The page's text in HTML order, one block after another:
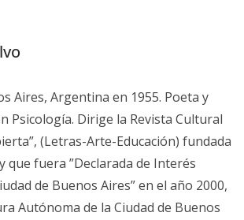
Aires, Argentina en 1955. Poeta y
Psicología. Dirige la Revista Cultural
(Letras-Arte-Educación) fundada
que fuera ”Declarada de Interés
de Buenos Aires” en el año 2000,
Autónoma de la Ciudad de Buenos